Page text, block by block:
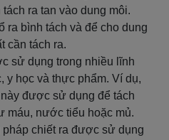
ra tan vào dung môi.
ra bình tách và để cho dung
cần tách ra.
sử dụng trong nhiều lĩnh
y học và thực phẩm. Ví dụ,
được sử dụng để tách
máu, nước tiểu hoặc mủ.
chiết ra được sử dụng